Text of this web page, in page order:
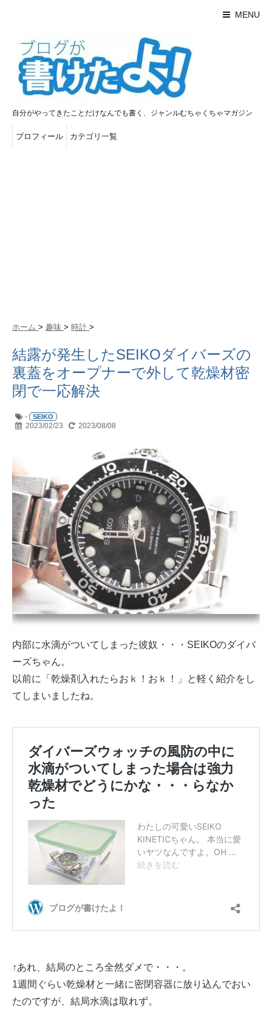
MENU
自分がやってきたことだけなんでも書く、ジャンルむちゃくちゃマガジン
プロフィール カテゴリ一覧
ホーム > 趣味 > 時計 >
結露が発生したSEIKOダイバーズの
裏蓋をオープナーで外して乾燥材密
閉で一応解決
- SEIKO
2023/02/23 2023/08/08
内部に水滴がついてしまった彼奴・・・SEIKOのダイバ
ーズちゃん。
以前に「乾燥剤入れたらおｋ！おｋ！」と軽く紹介をし
てしまいましたね。
↑あれ、結局のところ全然ダメで・・・。
1週間ぐらい乾燥材と一緒に密閉容器に放り込んでおい
たのですが、結局水滴は取れず。